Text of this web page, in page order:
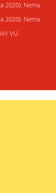
2020): Nema
2020): Nema
VU